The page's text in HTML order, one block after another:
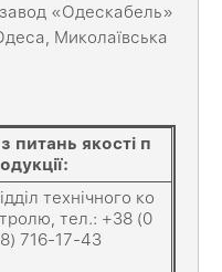
«Одескабель»
Миколаївська
з питань якості п
технічного ко
тел.: +38 (0
716-17-43